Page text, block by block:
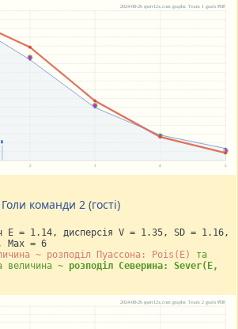
Голи команди 2 (гості)
E = 1.14, дисперсія V = 1.35, SD = 1.16,
Max = 6
~ розподіл Пуассона: Pois(E)
та
величина ~ розподіл Северина: Sever(E,